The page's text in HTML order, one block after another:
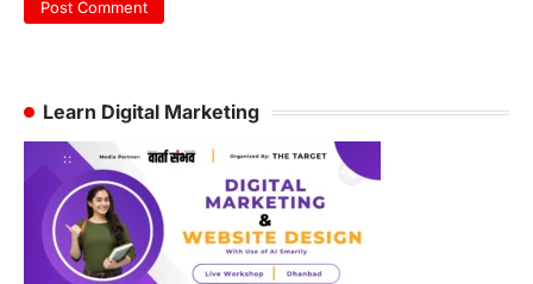
Learn Digital Marketing